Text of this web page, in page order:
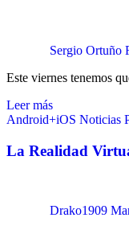
Sergio Ortuño
Este viernes tenemos
Leer más
Android+iOS Noticias
La Realidad
Drako1909